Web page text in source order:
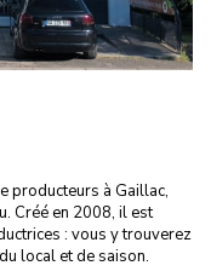
producteurs à Gaillac,
Créé en 2008, il est
: vous y trouverez
local et de saison.